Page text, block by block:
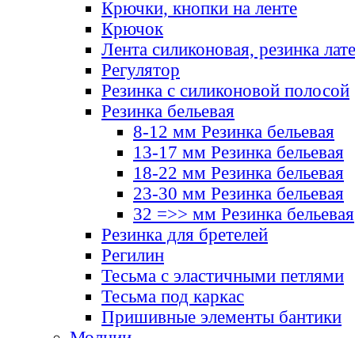
Крючки, кнопки на ленте
Крючок
Лента силиконовая, резинка
Регулятор
Резинка с силиконовой полосой
Резинка бельевая
8-12 мм Резинка бельевая
13-17 мм Резинка бельевая
18-22 мм Резинка бельевая
23-30 мм Резинка бельевая
32 =>> мм Резинка бельевая
Резинка для бретелей
Регилин
Тесьма с эластичными петлями
Тесьма под каркас
Пришивные элементы бантики